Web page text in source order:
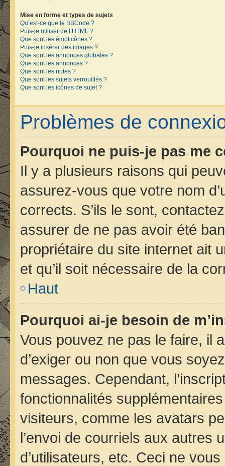
Mise en forme et types de sujets
Qu’est-ce que le BBCode ?
Puis-je utiliser de l’HTML ?
Que sont les émoticônes ?
Puis-je insérer des images ?
Que sont les annonces globales ?
Que sont les annonces ?
Que sont les notes ?
Que sont les sujets verrouillés ?
Que sont les icônes de sujet ?
Problèmes de
Pourquoi ne puis-je pas me
Il y a plusieurs raisons qui
assurez-vous que votre nom
corrects. S’ils le sont,
assurer de ne pas avoir été
propriétaire du site internet ait
et qu’il soit nécessaire de la
Haut
Pourquoi ai-je besoin de
Vous pouvez ne pas le faire, il
d’exiger ou non que vous
messages. Cependant,
fonctionnalités
visiteurs, comme les avatars
l’envoi de courriels aux autres
d’utilisateurs, etc. Ceci ne